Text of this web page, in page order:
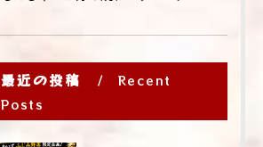
最近の投稿
Recent
Posts